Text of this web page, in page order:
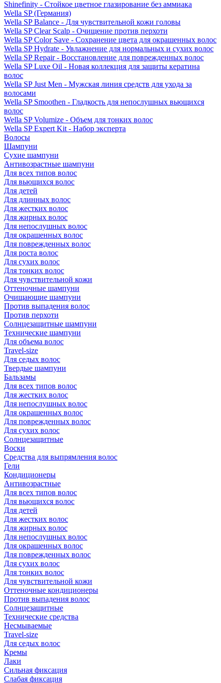
Shinefinity - Стойкое цветное глазирование без аммиака
Wella SP (Германия)
Wella SP Balance - Для чувствительной кожи головы
Wella SP Clear Scalp - Очищение против перхоти
Wella SP Color Save - Сохранение цвета для окрашенных волос
Wella SP Hydrate - Увлажнение для нормальных и сухих волос
Wella SP Repair - Восстановление для поврежденных волос
Wella SP Luxe Oil - Новая коллекция для защиты кератина
волос
Wella SP Just Men - Мужская линия средств для ухода за
волосами
Wella SP Smoothen - Гладкость для непослушных вьющихся
волос
Wella SP Volumize - Объем для тонких волос
Wella SP Expert Kit - Набор эксперта
Волосы
Шампуни
Сухие шампуни
Антивозрастные шампуни
Для всех типов волос
Для вьющихся волос
Для детей
Для длинных волос
Для жестких волос
Для жирных волос
Для непослушных волос
Для окрашенных волос
Для поврежденных волос
Для роста волос
Для сухих волос
Для тонких волос
Для чувствительной кожи
Оттеночные шампуни
Очищающие шампуни
Против выпадения волос
Против перхоти
Солнцезащитные шампуни
Технические шампуни
Для объема волос
Travel-size
Для седых волос
Твердые шампуни
Бальзамы
Для всех типов волос
Для жестких волос
Для непослушных волос
Для окрашенных волос
Для поврежденных волос
Для сухих волос
Солнцезащитные
Воски
Средства для выпрямления волос
Гели
Кондиционеры
Антивозрастные
Для всех типов волос
Для вьющихся волос
Для детей
Для жестких волос
Для жирных волос
Для непослушных волос
Для окрашенных волос
Для поврежденных волос
Для сухих волос
Для тонких волос
Для чувствительной кожи
Оттеночные кондиционеры
Против выпадения волос
Солнцезащитные
Технические средства
Несмываемые
Travel-size
Для седых волос
Кремы
Лаки
Сильная фиксация
Слабая фиксация